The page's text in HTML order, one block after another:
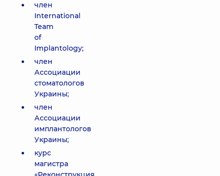
член
International
Team
of
Implantology;
член
Ассоциации
стоматологов
Украины;
член
Ассоциации
имплантологов
Украины;
курс
магистра